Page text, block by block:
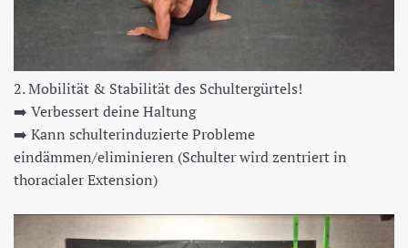
2. Mobilität & Stabilität des Schultergürtels!
➡️ Verbessert deine Haltung
➡️ Kann schulterinduzierte Probleme
eindämmen/eliminieren (Schulter wird zentriert in
thoracialer Extension)